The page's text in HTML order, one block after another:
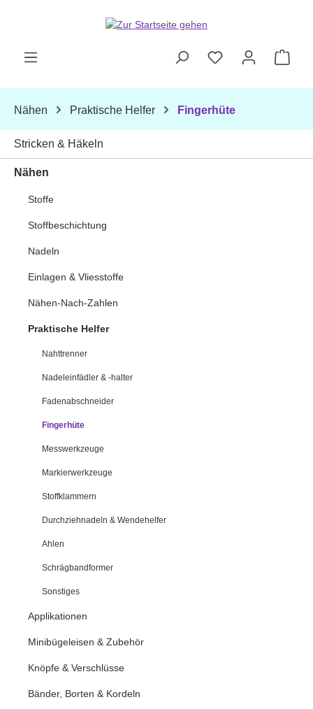
Nähen Praktische Helfer Fingerhüte
Stricken & Häkeln
Nähen
Stoffe
Stoffbeschichtung
Nadeln
Einlagen & Vliesstoffe
Nähen-Nach-Zahlen
Praktische Helfer
Nahttrenner
Nadeleinfädler & -halter
Fadenabschneider
Fingerhüte
Messwerkzeuge
Markierwerkzeuge
Stoffklammern
Durchziehnadeln & Wendehelfer
Ahlen
Schrägbandformer
Sonstiges
Applikationen
Minibügeleisen & Zubehör
Knöpfe & Verschlüsse
Bänder, Borten & Kordeln